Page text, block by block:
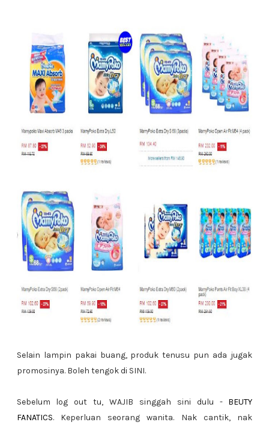
Selain lampin pakai buang, produk tenusu pun ada jugak
promosinya. Boleh tengok di SINI.
Sebelum log out tu, WAJIB singgah sini dulu - BEUTY
FANATICS. Keperluan seorang wanita. Nak cantik, nak